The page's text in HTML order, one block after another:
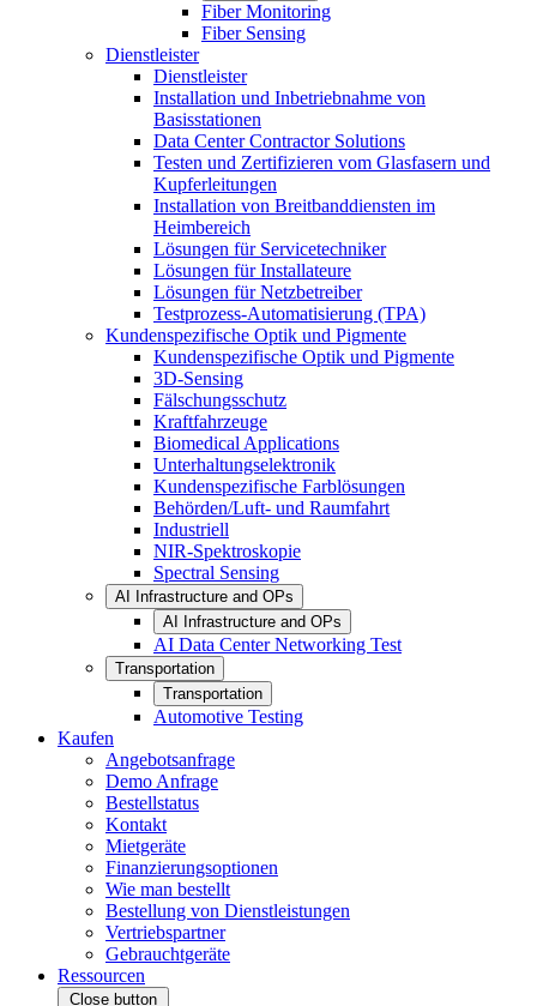
Fiber Monitoring
Fiber Sensing
Dienstleister
Dienstleister
Installation und Inbetriebnahme von
Basisstationen
Data Center Contractor Solutions
Testen und Zertifizieren vom Glasfasern und
Kupferleitungen
Installation von Breitbanddiensten im
Heimbereich
Lösungen für Servicetechniker
Lösungen für Installateure
Lösungen für Netzbetreiber
Testprozess-Automatisierung (TPA)
Kundenspezifische Optik und Pigmente
Kundenspezifische Optik und Pigmente
3D-Sensing
Fälschungsschutz
Kraftfahrzeuge
Biomedical Applications
Unterhaltungselektronik
Kundenspezifische Farblösungen
Behörden/Luft- und Raumfahrt
Industriell
NIR-Spektroskopie
Spectral Sensing
AI Infrastructure and OPs
AI Infrastructure and OPs
AI Data Center Networking Test
Transportation
Transportation
Automotive Testing
Kaufen
Angebotsanfrage
Demo Anfrage
Bestellstatus
Kontakt
Mietgeräte
Finanzierungsoptionen
Wie man bestellt
Bestellung von Dienstleistungen
Vertriebspartner
Gebrauchtgeräte
Ressourcen
Close button